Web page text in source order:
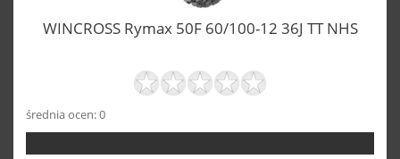
WINCROSS Rymax 50F 60/100-12 36J TT NHS
średnia ocen: 0